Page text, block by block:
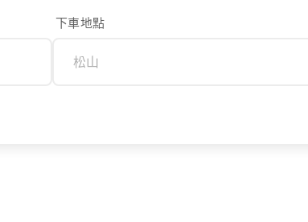
下車地點